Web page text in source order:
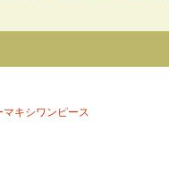
キシワンピース